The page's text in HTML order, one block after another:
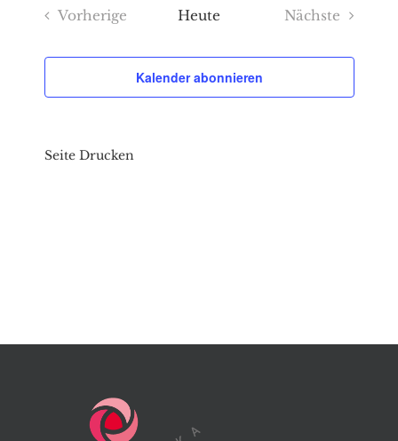
wählen.
Vorherige
Heute
Nächste
Kalender abonnieren
Seite Drucken